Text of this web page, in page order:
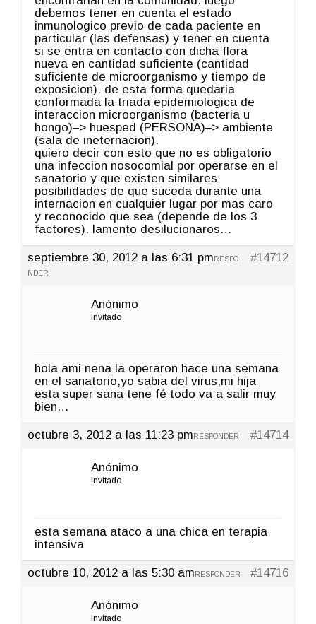
debemos tener en cuenta el estado
inmunologico previo de cada paciente en
particular (las defensas) y tener en cuenta
si se entra en contacto con dicha flora
nueva en cantidad suficiente (cantidad
suficiente de microorganismo y tiempo de
exposicion). de esta forma quedaria
conformada la triada epidemiologica de
interaccion microorganismo (bacteria u
hongo)–> huesped (PERSONA)–> ambiente
(sala de ineternacion).
quiero decir con esto que no es obligatorio
una infeccion nosocomial por operarse en el
sanatorio y que existen similares
posibilidades de que suceda durante una
internacion en cualquier lugar por mas caro
y reconocido que sea (depende de los 3
factores). lamento desilucionaros…
septiembre 30, 2012 a las 6:31 pm #14712
RESPO
NDER
Anónimo
Invitado
hola ami nena la operaron hace una semana
en el sanatorio,yo sabia del virus,mi hija
esta super sana tene fé todo va a salir muy
bien…
octubre 3, 2012 a las 11:23 pm #14714
RESPONDER
Anónimo
Invitado
esta semana ataco a una chica en terapia
intensiva
octubre 10, 2012 a las 5:30 am #14716
RESPONDER
Anónimo
Invitado